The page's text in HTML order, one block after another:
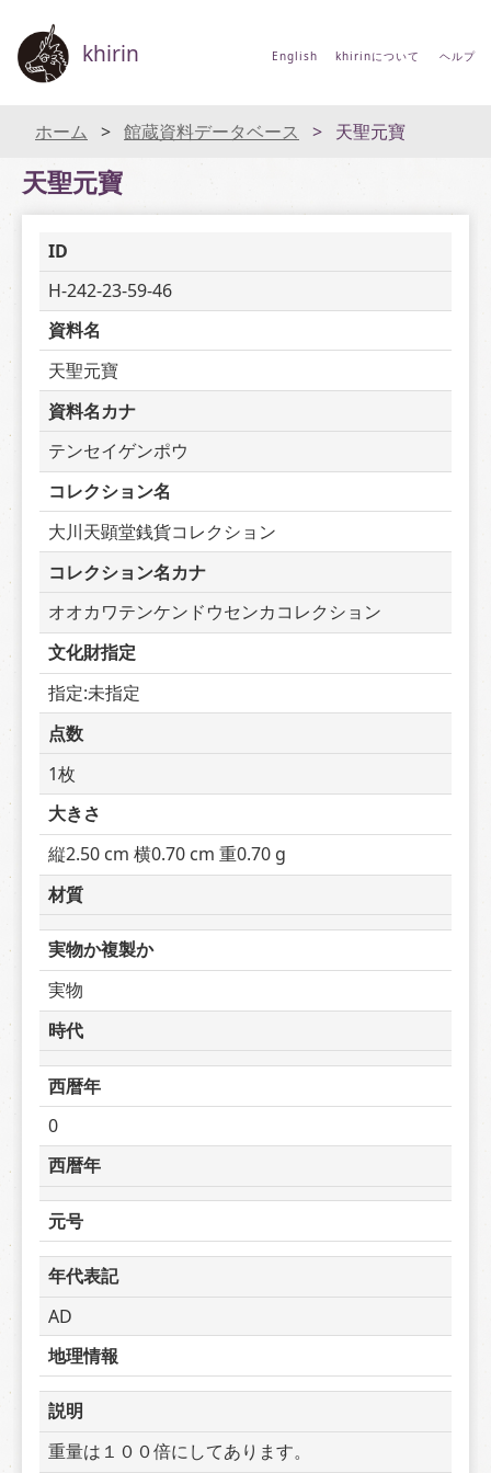
khirin English khirinについて ヘルプ
ホーム 館蔵資料データベース 天聖元寶
天聖元寶
ID
H-242-23-59-46
資料名
天聖元寶
資料名カナ
テンセイゲンポウ
コレクション名
大川天顕堂銭貨コレクション
コレクション名カナ
オオカワテンケンドウセンカコレクション
文化財指定
指定:未指定
点数
1枚
大きさ
縦2.50 cm 横0.70 cm 重0.70 g
材質
実物か複製か
実物
時代
西暦年
0
西暦年
元号
年代表記
AD
地理情報
説明
重量は１００倍にしてあります。